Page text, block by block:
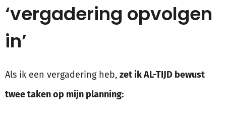
‘vergadering opvolgen
in’
Als ik een vergadering heb, zet ik AL-TIJD bewust
twee taken op mijn planning: